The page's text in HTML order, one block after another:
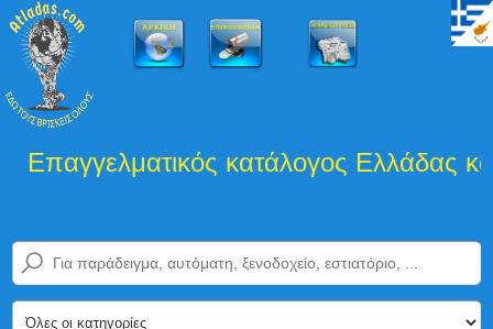
κατάλογος Ελλάδας και